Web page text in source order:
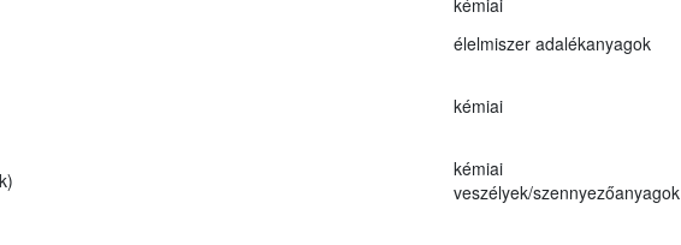
élelmiszer adalékanyagok
kémiai
kémiai
veszélyek/szennyezőanyagok